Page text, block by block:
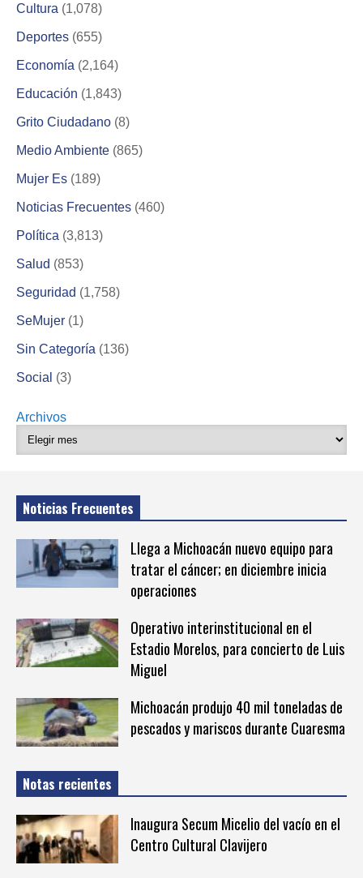
Cultura (1,078)
Deportes (655)
Economía (2,164)
Educación (1,843)
Grito Ciudadano (8)
Medio Ambiente (865)
Mujer Es (189)
Noticias Frecuentes (460)
Política (3,813)
Salud (853)
Seguridad (1,758)
SeMujer (1)
Sin Categoría (136)
Social (3)
Archivos
Noticias Frecuentes
Llega a Michoacán nuevo equipo para
tratar el cáncer; en diciembre inicia
operaciones
Operativo interinstitucional en el
Estadio Morelos, para concierto de Luis
Miguel
Michoacán produjo 40 mil toneladas de
pescados y mariscos durante Cuaresma
Notas recientes
Inaugura Secum Micelio del vacío en el
Centro Cultural Clavijero